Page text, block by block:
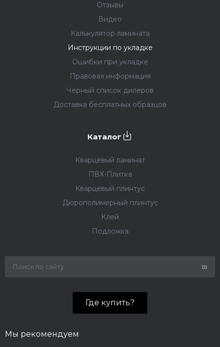
Отзывы
Видео
Калькулятор ламината
Инструкции по укладке
Ошибки при укладке
Правовая информация
Черный список дилеров
Доставка бесплатных образцов
Каталог
Кварцевый ламинат
ПВХ-Плитка
Кварцевый плинтус
Дюрополимерный плинтус
Клей
Подложка
Где купить?
Мы рекомендуем